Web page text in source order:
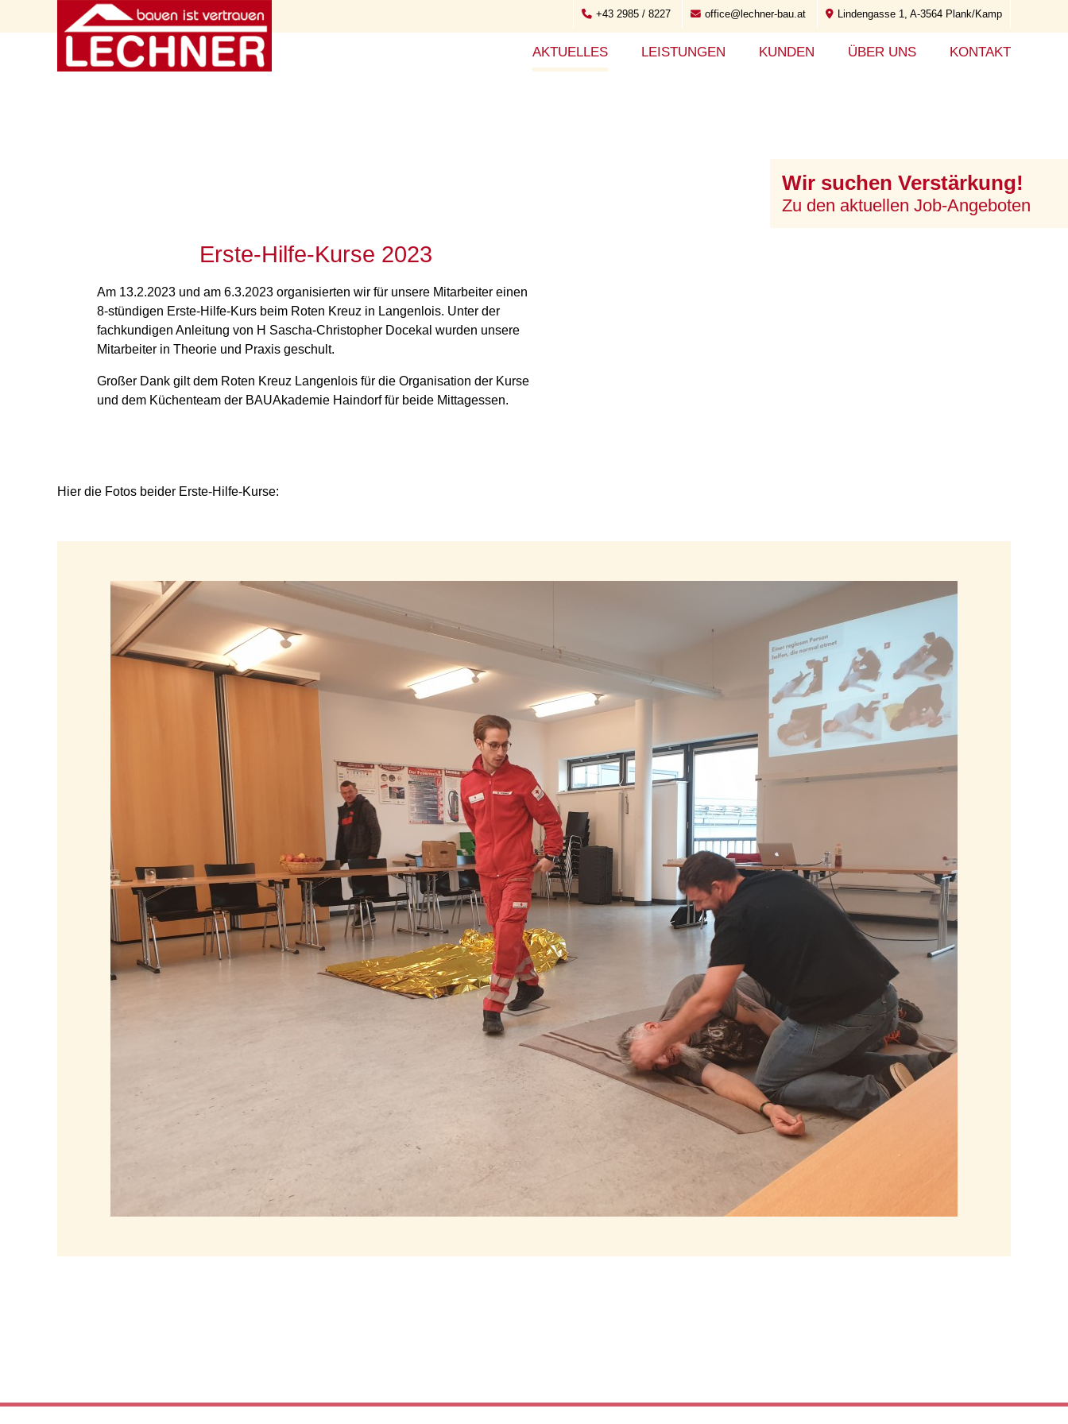
+43 2985 / 8227 office@lechner-bau.at Lindengasse 1, A-3564 Plank/Kamp
AKTUELLES LEISTUNGEN KUNDEN ÜBER UNS KONTAKT
Wir suchen Verstärkung!
Zu den aktuellen Job-Angeboten
Erste-Hilfe-Kurse 2023
Am 13.2.2023 und am 6.3.2023 organisierten wir für unsere Mitarbeiter einen
8-stündigen Erste-Hilfe-Kurs beim Roten Kreuz in Langenlois. Unter der
fachkundigen Anleitung von H Sascha-Christopher Docekal wurden unsere
Mitarbeiter in Theorie und Praxis geschult.
Großer Dank gilt dem Roten Kreuz Langenlois für die Organisation der Kurse
und dem Küchenteam der BAUAkademie Haindorf für beide Mittagessen.
Hier die Fotos beider Erste-Hilfe-Kurse: